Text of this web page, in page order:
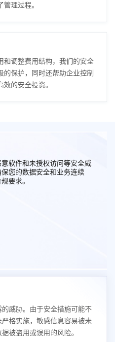
理过程。
和调整费用结构，我们的安全
的保护，同时还帮助企业控制
的安全投资。
软件和未授权访问等安全威
您的数据安全和业务连续
要求。
威胁。由于安全措施可能不
格实施，敏感信息容易被未
被盗用或误用的风险。